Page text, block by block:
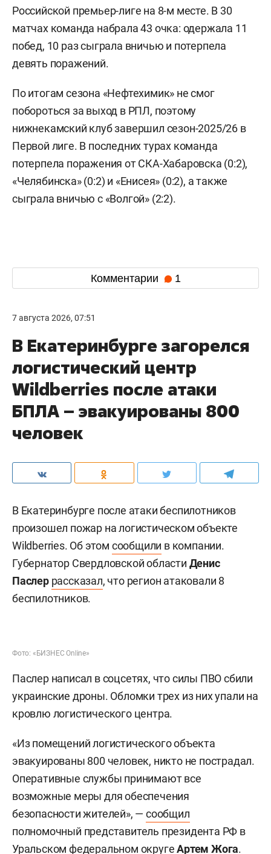
Российской премьер-лиге на 8-м месте. В 30
матчах команда набрала 43 очка: одержала 11
побед, 10 раз сыграла вничью и потерпела
девять поражений.
По итогам сезона «Нефтехимик» не смог
побороться за выход в РПЛ, поэтому
нижнекамский клуб завершил сезон-2025/26 в
Первой лиге. В последних турах команда
потерпела поражения от СКА-Хабаровска (0:2),
«Челябинска» (0:2) и «Енисея» (0:2), а также
сыграла вничью с «Волгой» (2:2).
Комментарии 1
7 августа 2026, 07:51
В Екатеринбурге загорелся
логистический центр
Wildberries после атаки
БПЛА – эвакуированы 800
человек
В Екатеринбурге после атаки беспилотников
произошел пожар на логистическом объекте
Wildberries. Об этом сообщили в компании.
Губернатор Свердловской области Денис
Паслер рассказал, что регион атаковали 8
беспилотников.
Фото: «БИЗНЕС Online»
Паслер написал в соцсетях, что силы ПВО сбили
украинские дроны. Обломки трех из них упали на
кровлю логистического центра.
«Из помещений логистического объекта
эвакуированы 800 человек, никто не пострадал.
Оперативные службы принимают все
возможные меры для обеспечения
безопасности жителей», —сообщил
полномочный представитель президента РФ в
Уральском федеральном округеАртем Жога.